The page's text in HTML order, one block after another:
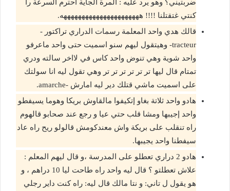
ضربتيني؟ وهو يرد عليه : المرة الجاية احترم السرعة را
كنتي غتقتلنا !!!! ههههههههههههههههههههههه.
قالك هدي واحد المعلمة رسمات الدراري تراكتور -
tracteur- وهيتقول ليهم سنو اسميت حتى واحد ماعرفو
واحد شوية وهي تنوض واحد كاس في لااخر سالته ودري
تمتام قال ليها تر تر تر تر تر تر وهي تقول ليه انا سولتك
على اسميت ماشي قتلك دير ليه امارش -amarche.
هادو واحد ثلاتة بغاو إتكيفوا مالقاوش بريكا وهوما يسيفطو
واحد إجيبها ومشا قلب حتي عيا و رجع عند صحابو قالهوم
راه تنقلب على بريكة واش معندكومش قالولو ريح راه عاد
سيفطنا واحد يجيبها.
هادو 2 دراري تعطلو على المدرسة ،و قال ليهم المعلم :
علاش تعطلتو ؟ قال ليه واحد راه طاحت ليا 10 دراهم ، و
هو يقول ل تاني: و نتا مالك قال ليه: راه كنت داير رجلي